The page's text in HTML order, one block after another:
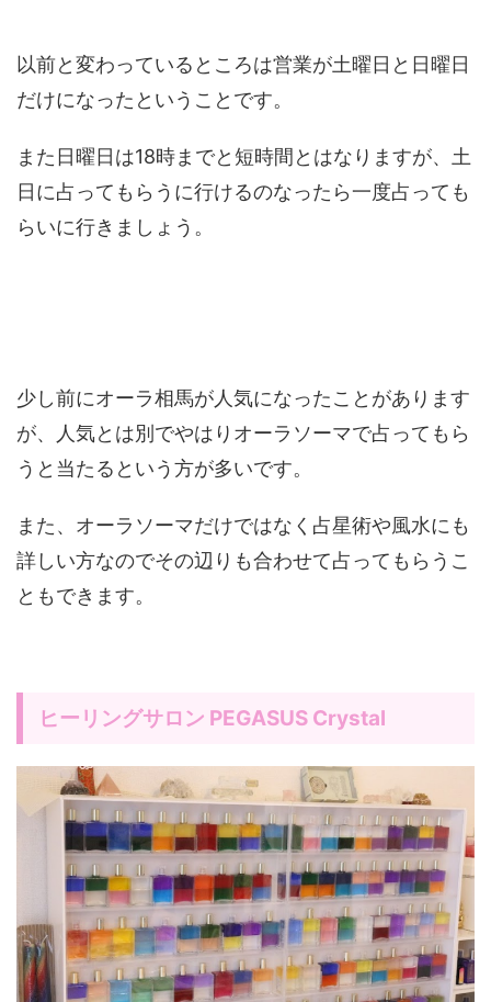
以前と変わっているところは営業が土曜日と日曜日
だけになったということです。
また日曜日は18時までと短時間とはなりますが、土
日に占ってもらうに行けるのなったら一度占っても
らいに行きましょう。
少し前にオーラ相馬が人気になったことがあります
が、人気とは別でやはりオーラソーマで占ってもら
うと当たるという方が多いです。
また、オーラソーマだけではなく占星術や風水にも
詳しい方なのでその辺りも合わせて占ってもらうこ
ともできます。
ヒーリングサロン PEGASUS Crystal